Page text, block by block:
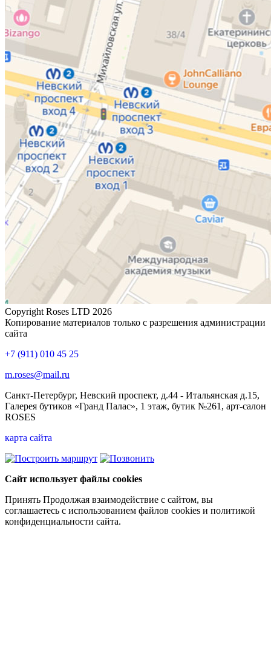
Copyright Roses LTD 2026
Копирование материалов только с разрешения администрации
сайта
+7 (911) 010 45 25
m.roses@mail.ru
Санкт-Петербург, Невский проспект, д.44 - Итальянская д.15,
Галерея бутиков «Гранд Палас», 1 этаж, бутик №261, арт-салон
ROSES
карта сайта
Сайт использует файлы cookies
Принять Продолжая взаимодействие с сайтом, вы
соглашаетесь с использованием файлов cookies и политикой
конфиденциальности сайта.